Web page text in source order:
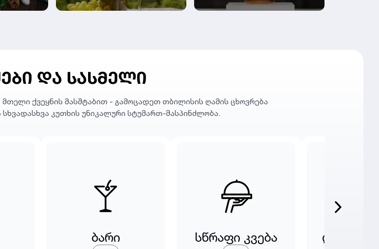
ᲓᲐ ᲡᲐᲡᲛᲔᲚᲘ
ქვეყნის მასშტაბით - გამოცადეთ თბილისის ღამის ცხოვრება
კუთხის უნიკალური სტუმართ-მასპინძლობა.
ბარი სწრაფი კვება ღვინის